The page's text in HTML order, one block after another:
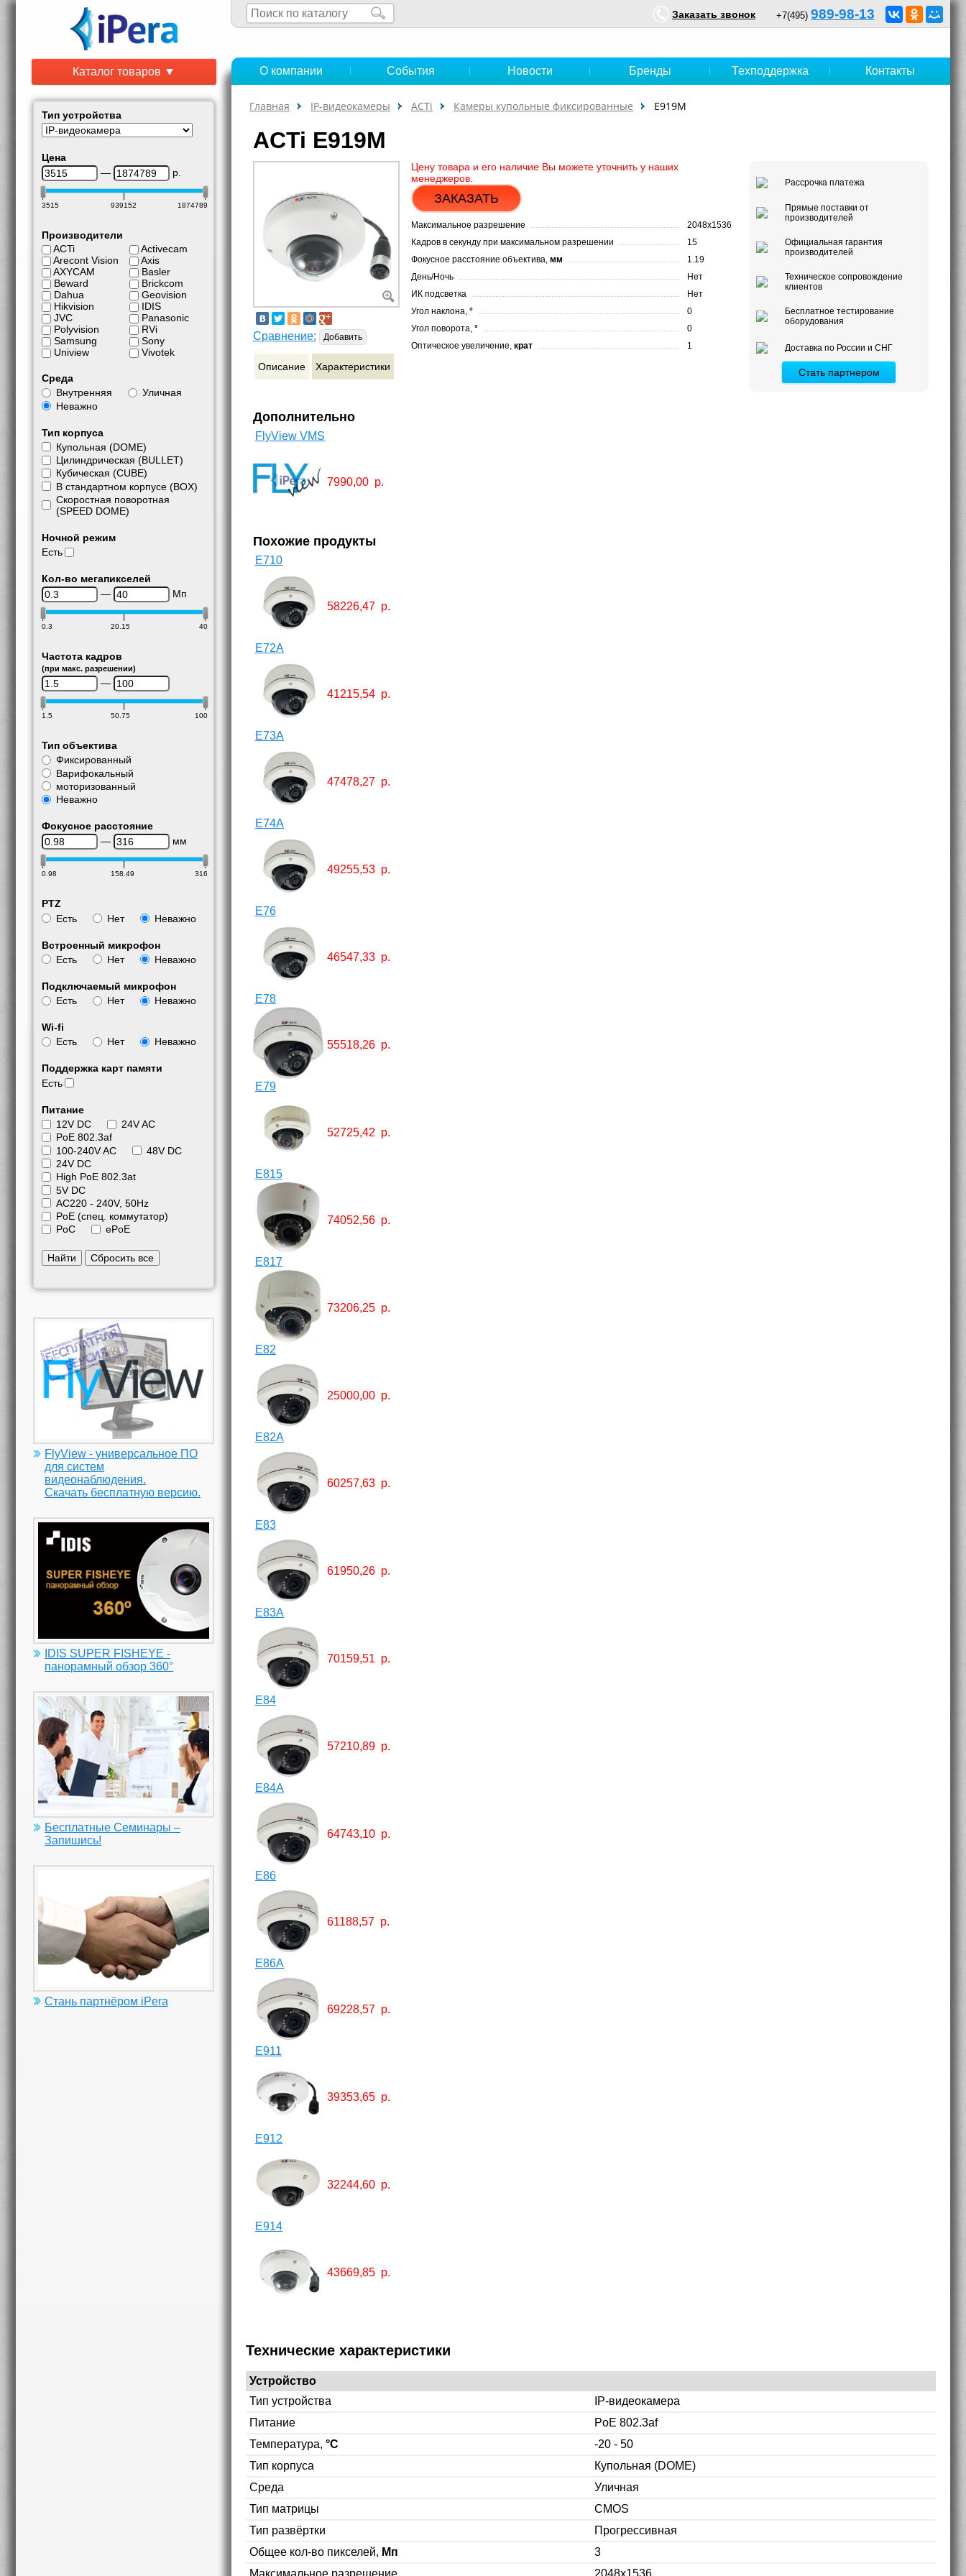
+7(495) 989-98-13
Заказать звонок
Каталог товаров ▼
Тип устройства
Цена
—
р.
3515 939152 1874789
Производители
ACTi
Arecont Vision
AXYCAM
Beward
Dahua
Hikvision
JVC
Polyvision
Samsung
Uniview
Activecam
Axis
Basler
Brickcom
Geovision
IDIS
Panasonic
RVi
Sony
Vivotek
Среда
Внутренняя
Уличная
Неважно
Тип корпуса
Купольная (DOME)
Цилиндрическая (BULLET)
Кубическая (CUBE)
В стандартном корпусе (BOX)
Скоростная поворотная
(SPEED DOME)
Ночной режим
Есть
Кол-во мегапикселей
—
Мп
0.3 20.15 40
Частота кадров
(при макс. разрешении)
—
1.5 50.75 100
Тип объектива
Фиксированный
Варифокальный
моторизованный
Неважно
Фокусное расстояние
—
мм
0.98 158.49 316
PTZ
Есть
Нет Неважно
Встроенный микрофон
Есть
Нет Неважно
Подключаемый микрофон
Есть
Нет Неважно
Wi-fi
Есть
Нет Неважно
Поддержка карт памяти
Есть
Питание
12V DC
24V AC
PoE 802.3af
100-240V AC
48V DC
24V DC
High PoE 802.3at
5V DC
АС220 - 240V, 50Hz
PoE (спец. коммутатор)
PoC
ePoE
Найти Сбросить все
FlyView - универсальное ПО
для систем
видеонаблюдения.
Скачать бесплатную версию.
IDIS SUPER FISHEYE -
панорамный обзор 360°
Бесплатные Семинары –
Запишись!
Стань партнёром iPera
О компании События Новости Бренды Техподдержка Контакты
Главная IP-видеокамеры ACTi Камеры купольные фиксированные E919M
ACTi E919M
Сравнение: Добавить
Описание Характеристики
Цену товара и его наличие Вы можете уточнить у наших
менеджеров.
ЗАКАЗАТЬ
Максимальное разрешение
2048x1536
Кадров в секунду при максимальном разрешении
15
Фокусное расстояние объектива, мм
1.19
День/Ночь
Нет
ИК подсветка
Нет
Угол наклона, °
0
Угол поворота, °
0
Оптическое увеличение, крат 1
Рассрочка платежа
Прямые поставки от
производителей
Официальная гарантия
производителей
Техническое сопровождение
клиентов
Бесплатное тестирование
оборудования
Доставка по России и СНГ
Стать партнером
Дополнительно
FlyView VMS
7990,00 р.
Похожие продукты
E710
58226,47 р.
E72A
41215,54 р.
E73A
47478,27 р.
E74A
49255,53 р.
E76
46547,33 р.
E78
55518,26 р.
E79
52725,42 р.
E815
74052,56 р.
E817
73206,25 р.
E82
25000,00 р.
E82A
60257,63 р.
E83
61950,26 р.
E83A
70159,51 р.
E84
57210,89 р.
E84A
64743,10 р.
E86
61188,57 р.
E86A
69228,57 р.
E911
39353,65 р.
E912
32244,60 р.
E914
43669,85 р.
Технические характеристики
Устройство
Тип устройства
IP-видеокамера
Питание
PoE 802.3af
Температура, °C
-20 - 50
Тип корпуса
Купольная (DOME)
Среда
Уличная
Тип матрицы
CMOS
Тип развёртки
Прогрессивная
Общее кол-во пикселей, Мп
3
Максимальное разрешение
2048x1536